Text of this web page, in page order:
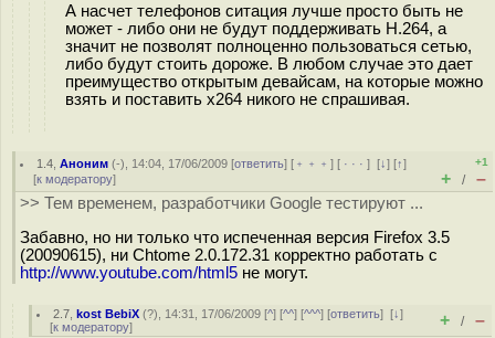
А насчет телефонов ситация лучше просто быть не
может - либо они не будут поддерживать H.264, а
значит не позволят полноценно пользоваться сетью,
либо будут стоить дороже. В любом случае это дает
преимущество открытым девайсам, на которые можно
взять и поставить x264 никого не спрашивая.
1.4 ,Аноним (-), 14:04, 17/06/2009 [ответить] [ ﹢﹢﹢] [ · · ·][↓] [↑]
[к модератору]
+1
+ / –
>> Тем временем, разработчики Google тестируют ...
Забавно, но ни только что испеченная версия Firefox 3.5
(20090615), ни Chtome 2.0.172.31 корректно работать с
http://www.youtube.com/html5 не могут.
2.7 ,kost BebiX (?), 14:31, 17/06/2009 [^] [^^] [^^^] [ответить][↓]
[к модератору] + / –